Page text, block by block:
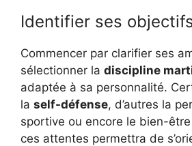
Identifier ses
Commencer par clarifier ses
sélectionner la discipline
adaptée à sa personnalité.
la self-défense, d’autres la
sportive ou encore le bien-
ces attentes permettra de